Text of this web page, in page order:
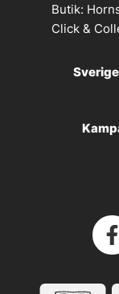
Butik:
Click &